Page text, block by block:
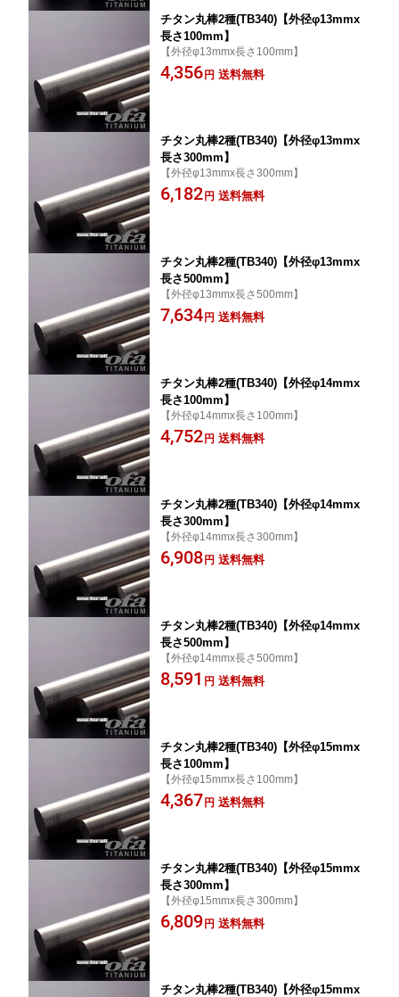
チタン丸棒2種(TB340)【外径φ13mmx
長さ100mm】
【外径φ13mmx長さ100mm】
4,356 円 送料無料
チタン丸棒2種(TB340)【外径φ13mmx
長さ300mm】
【外径φ13mmx長さ300mm】
6,182 円 送料無料
チタン丸棒2種(TB340)【外径φ13mmx
長さ500mm】
【外径φ13mmx長さ500mm】
7,634 円 送料無料
チタン丸棒2種(TB340)【外径φ14mmx
長さ100mm】
【外径φ14mmx長さ100mm】
4,752 円 送料無料
チタン丸棒2種(TB340)【外径φ14mmx
長さ300mm】
【外径φ14mmx長さ300mm】
6,908 円 送料無料
チタン丸棒2種(TB340)【外径φ14mmx
長さ500mm】
【外径φ14mmx長さ500mm】
8,591 円 送料無料
チタン丸棒2種(TB340)【外径φ15mmx
長さ100mm】
【外径φ15mmx長さ100mm】
4,367 円 送料無料
チタン丸棒2種(TB340)【外径φ15mmx
長さ300mm】
【外径φ15mmx長さ300mm】
6,809 円 送料無料
チタン丸棒2種(TB340)【外径φ15mmx